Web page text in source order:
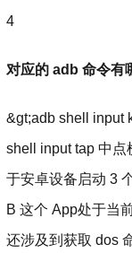
4
对应的 adb 命令有
&gt;adb shell input
shell input tap 中点
于安卓设备启动 3
B 这个 App处于当
还涉及到获取 dos